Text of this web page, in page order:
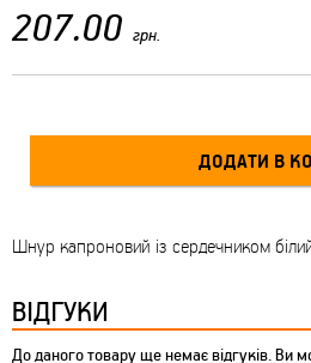
207.00 грн.
Шнур капроновий із сердечником
ВІДГУКИ
До даного товару ще немає відгуків. Ви